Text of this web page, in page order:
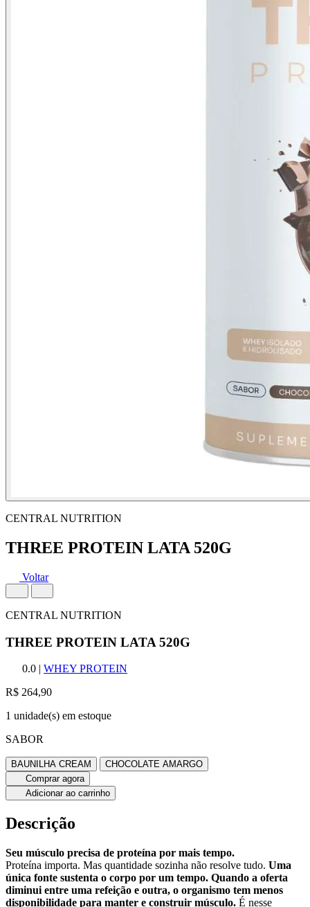
CENTRAL NUTRITION
THREE PROTEIN LATA 520G
Voltar
CENTRAL NUTRITION
THREE PROTEIN LATA 520G
0.0 | WHEY PROTEIN
R$ 264,90
1 unidade(s) em estoque
SABOR
BAUNILHA CREAM
CHOCOLATE AMARGO
Comprar agora
Adicionar ao carrinho
Descrição
Seu músculo precisa de proteína por mais tempo.
Proteína importa. Mas quantidade sozinha não resolve tudo. Uma
única fonte sustenta o corpo por um tempo. Quando a oferta
diminui entre uma refeição e outra, o organismo tem menos
disponibilidade para manter e construir músculo. É nesse